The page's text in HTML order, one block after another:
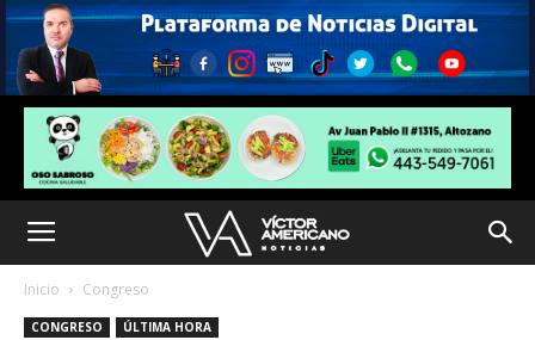
Inicio Congreso
CONGRESO ÚLTIMA HORA